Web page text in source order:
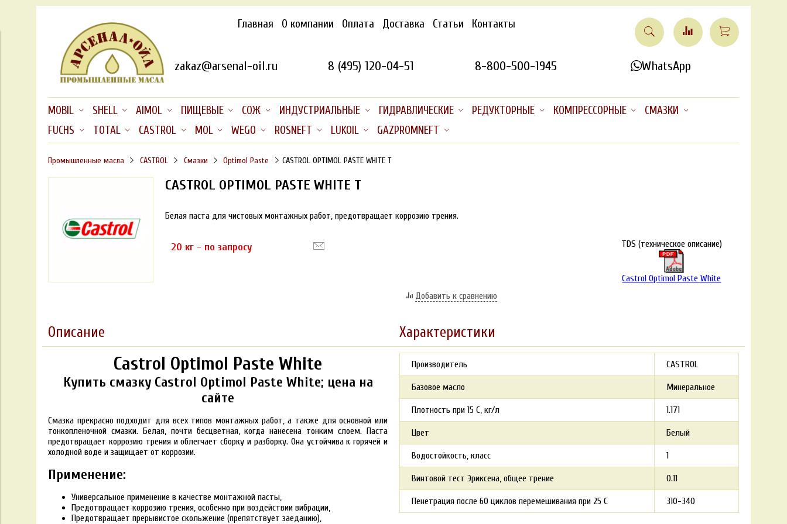
Главная О компании Оплата Доставка Статьи Контакты
zakaz@arsenal-oil.ru 8 (495) 120-04-51 8-800-500-1945 WhatsApp
MOBIL SHELL AIMOL ПИЩЕВЫЕ СОЖ ИНДУСТРИАЛЬНЫЕ ГИДРАВЛИЧЕСКИЕ РЕДУКТОРНЫЕ КОМПРЕССОРНЫЕ
СМАЗКИ
FUCHS
TOTAL CASTROL MOL WEGO ROSNEFT LUKOIL GAZPROMNEFT
Промышленные масла CASTROL Смазки Optimol Paste CASTROL OPTIMOL PASTE WHITE T
CASTROL OPTIMOL PASTE WHITE T
Белая паста для чистовых монтажных работ, предотвращает коррозию трения.
20 кг - по запросу TDS (техническое описание)
Castrol Optimol Paste White
Добавить к сравнению
Описание Характеристики
Castrol Optimol Paste White
Купить смазку Castrol Optimol Paste White; цена на
сайте
Смазка прекрасно подходит для всех типов монтажных работ, а также для основной или
тонкопленочной смазки. Белая, почти бесцветная, когда нанесена тонким слоем. Паста
предотвращает коррозию трения и облегчает сборку и разборку. Она устойчива к горячей и
холодной воде и защищает от коррозии.
Применение:
Универсальное применение в качестве монтажной пасты,
Предотвращает коррозию трения, особенно при воздействии вибрации,
Предотвращает прерывистое скольжение (препятствует заеданию),
Производитель CASTROL
Базовое масло Минеральное
Плотность при 15 С, кг/л 1.171
Цвет Белый
Водостойкость, класс 1
Винтовой тест Эриксена, общее трение 0.11
Пенетрация после 60 циклов перемешивания при 25 С 310-340